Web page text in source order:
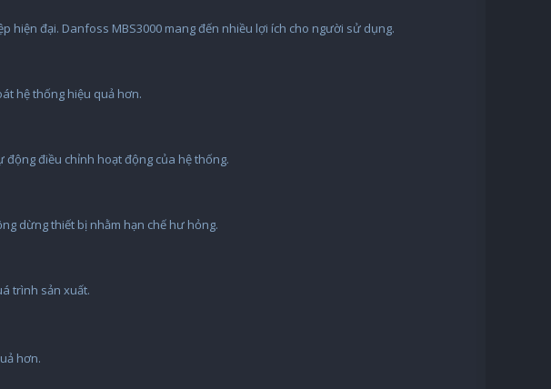
hiện đại. Danfoss MBS3000 mang đến nhiều lợi ích cho người sử dụng.
hệ thống hiệu quả hơn.
động điều chỉnh hoạt động của hệ thống.
dừng thiết bị nhằm hạn chế hư hỏng.
trình sản xuất.
hơn.